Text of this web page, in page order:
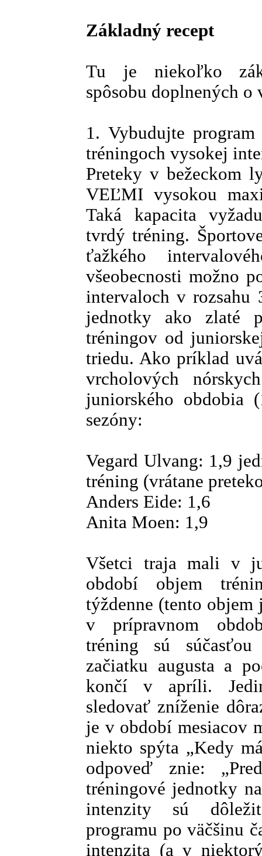
Základný recept
Tu je niekoľko
spôsobu doplnených o
1. Vybudujte
tréningoch vysokej
Preteky v bežeckom
VEĽMI vysokou
Taká kapacita
tvrdý tréning.
ťažkého
všeobecnosti možno
intervaloch v
jednotky ako zlaté
tréningov od
triedu. Ako príklad
vrcholových
juniorského obdobia
sezóny:
Vegard Ulvang: 1,9
tréning (vrátane
Anders Eide: 1,6
Anita Moen: 1,9
Všetci traja mali v
období objem
týždenne (tento
v prípravnom
tréning sú súčasťou
začiatku augusta a
končí v apríli.
sledovať zníženie
je v období mesiacov
niekto spýta „Kedy
odpoveď znie:
tréningové jednotky
intenzity sú
programu po väčšinu
intenzita (a v